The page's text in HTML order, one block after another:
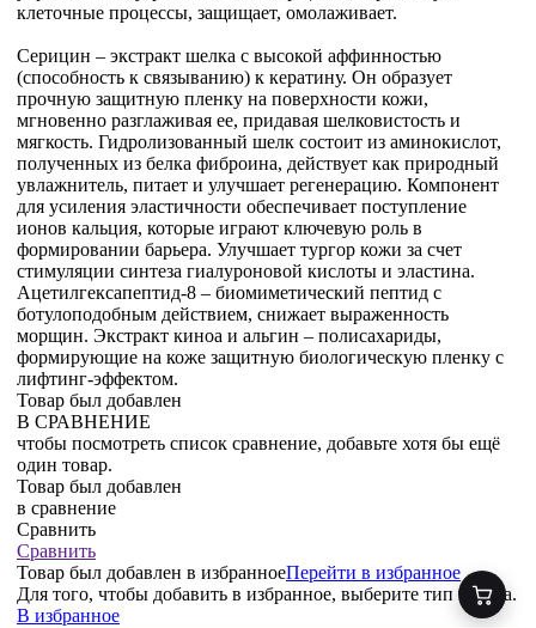
клеточные процессы, защищает, омолаживает.
Серицин – экстракт шелка с высокой аффинностью
(способность к связыванию) к кератину. Он образует
прочную защитную пленку на поверхности кожи,
мгновенно разглаживая ее, придавая шелковистость и
мягкость. Гидролизованный шелк состоит из аминокислот,
полученных из белка фиброина, действует как природный
увлажнитель, питает и улучшает регенерацию. Компонент
для усиления эластичности обеспечивает поступление
ионов кальция, которые играют ключевую роль в
формировании барьера. Улучшает тургор кожи за счет
стимуляции синтеза гиалуроновой кислоты и эластина.
Ацетилгексапептид-8 – биомиметический пептид с
ботулоподобным действием, снижает выраженность
морщин. Экстракт киноа и альгин – полисахариды,
формирующие на коже защитную биологическую пленку с
лифтинг-эффектом.
Товар был добавлен
В СРАВНЕНИЕ
чтобы посмотреть список сравнение, добавьте хотя бы ещё
один товар.
Товар был добавлен
в сравнение
Сравнить
Сравнить
Товар был добавлен в избранноеПерейти в избранное
Для того, чтобы добавить в избранное, выберите тип товара.
В избранное